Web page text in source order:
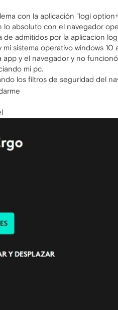
con la aplicación "logi
absoluto con el navegador
de admitidos por la aplicacion
sistema operativo windows 10
app y el navegador y no
mi pc.
los filtros de seguridad del